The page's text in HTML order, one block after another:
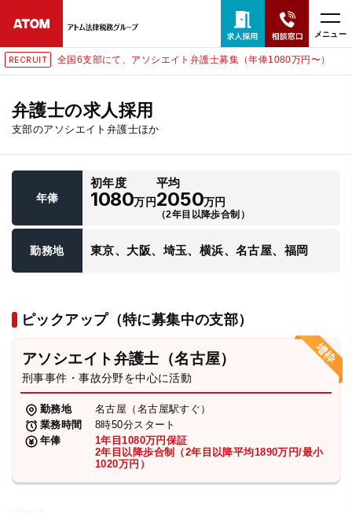
メニュー
RECRUIT 全国6支部にて、アソシエイト弁護士募集（年俸1080万円〜）
弁護士の求人採用
支部のアソシエイト弁護士ほか
年俸
初年度
1080万円
平均
2050万円
（2年目以降歩合制）
勤務地 東京、大阪、埼玉、横浜、名古屋、福岡
ピックアップ（特に募集中の支部）
アソシエイト弁護士（名古屋）
刑事事件・事故分野を中心に活動
勤務地
名古屋（名古屋駅すぐ）
業務時間
8時50分スタート
年俸
1年目1080万円保証
2年目以降歩合制（2年目以降平均1890万円/最小
1020万円）
24時間365日全国対応
無料相談窓口はこちら
弁護士・税理士
費用